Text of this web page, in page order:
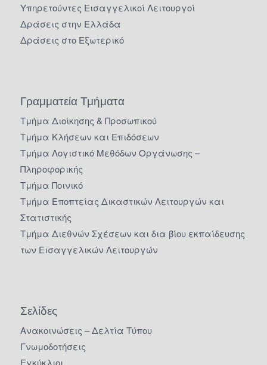
Υπηρετούντες Εισαγγελικοί Λειτουργοί
Δράσεις στην Ελλάδα
Δράσεις στο Εξωτερικό
Γραμματεία Τμήματα
Τμήμα Διοίκησης & Προσωπικού
Τμήμα Κλήσεων και Επιδόσεων
Τμήμα Λογιστικό Μεθόδων Οργάνωσης –
Πληροφορικής
Τμήμα Ποινικό
Τμήμα Εποπτείας Δικαστικών Λειτουργών και
Στατιστικής
Τμήμα Διεθνών Σχέσεων και δια βίου εκπαίδευσης
των Εισαγγελικών Λειτουργών
Σελίδες
Ανακοινώσεις – Δελτία Τύπου
Γνωμοδοτήσεις
Εγκύκλιοι